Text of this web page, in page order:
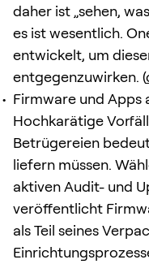
daher ist „sehen,
es ist wesentlich.
entwickelt, um
entgegenzuwirken. (
Firmware und Apps
Hochkarätige
Betrügereien
liefern müssen.
aktiven Audit- und
veröffentlicht
als Teil seines